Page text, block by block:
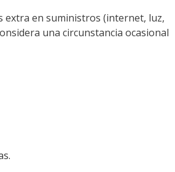
extra en suministros (internet, luz,
una circunstancia ocasional